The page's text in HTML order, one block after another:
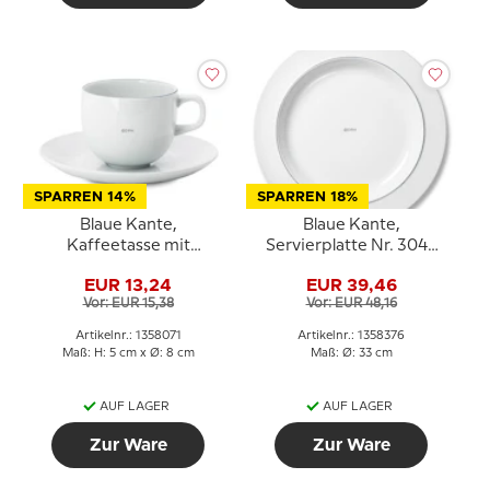
SPARREN 14%
Blaue Kante,
Kaffeetasse mit
18 cl, Royal Copenhagen
EUR 13,24
Vor: EUR 15,38
Artikelnr.: 1358071
Maß: H: 5 cm x Ø: 8 cm
AUF LAGER
Zur Ware
SPARREN 18%
Blaue Kante,
Servierplatte Nr. 3047
Copenhagen
EUR 39,46
Vor: EUR 48,16
Artikelnr.: 1358376
Maß: Ø: 33 cm
AUF LAGER
Zur Ware